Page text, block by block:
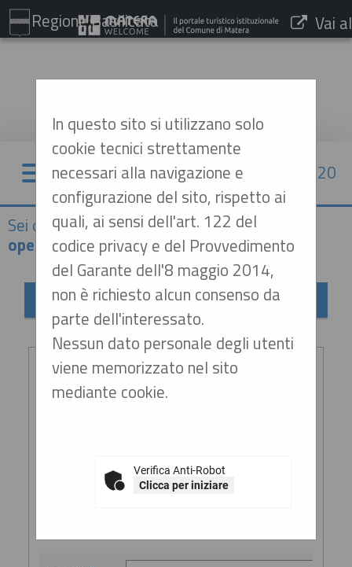
Regione Basilicata
Vai al
09/08/2026 13:20
Sei qui: Home»Informazioni »Helpdesk
operatori economici
In questo sito si utilizzano solo
cookie tecnici strettamente
necessari alla navigazione e
configurazione del sito, rispetto ai
quali, ai sensi dell'art. 122 del
codice privacy e del Provvedimento
del Garante dell'8 maggio 2014,
non è richiesto alcun consenso da
parte dell'interessato.
Nessun dato personale degli utenti
viene memorizzato nel sito
mediante cookie.
Verifica Anti-Robot
Clicca per iniziare
Helpdesk operatori economici
Inserimento richiesta
Ragione
sociale o
:*
(cognome